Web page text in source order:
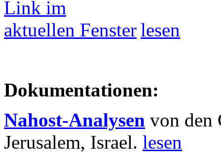
lesen
Dokumentationen:
Nahost-Analysen von den
Jerusalem, Israel. lesen